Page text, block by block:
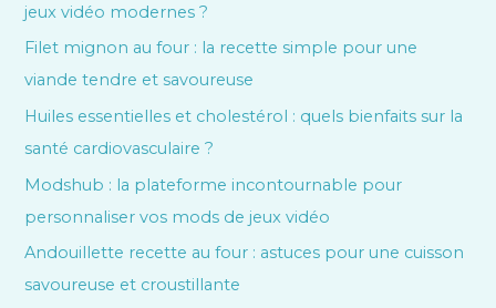
jeux vidéo modernes ?
Filet mignon au four : la recette simple pour une
viande tendre et savoureuse
Huiles essentielles et cholestérol : quels bienfaits sur la
santé cardiovasculaire ?
Modshub : la plateforme incontournable pour
personnaliser vos mods de jeux vidéo
Andouillette recette au four : astuces pour une cuisson
savoureuse et croustillante